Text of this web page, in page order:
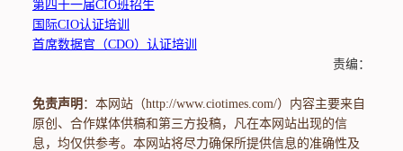
第四十一届CIO班招生
国际CIO认证培训
首席数据官（CDO）认证培训
责编：
免责声明 ：本网站（http://www.ciotimes.com/）内容主要来自
原创、合作媒体供稿和第三方投稿，凡在本网站出现的信
息，均仅供参考。本网站将尽力确保所提供信息的准确性及